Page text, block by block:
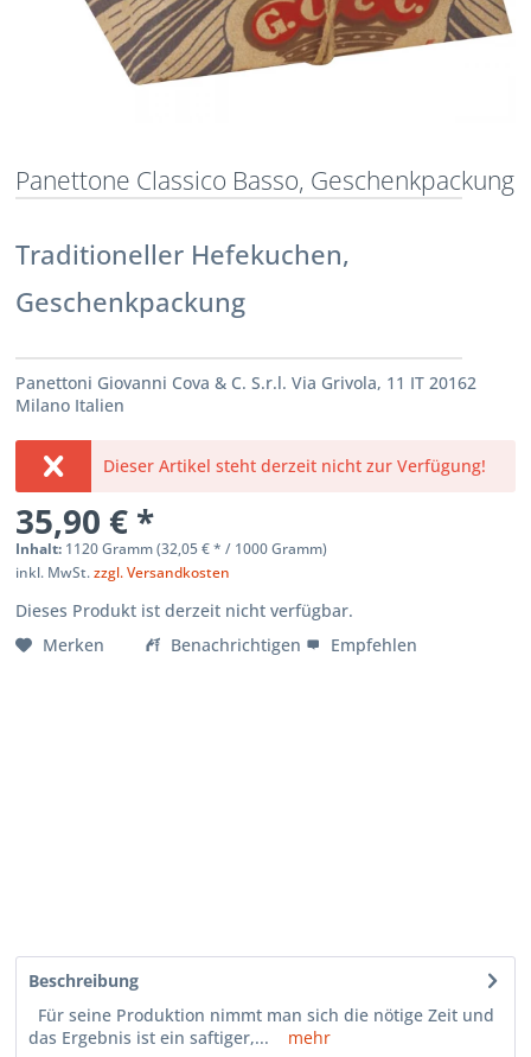
Panettone Classico Basso, Geschenkpackung
Traditioneller Hefekuchen,
Geschenkpackung
Panettoni Giovanni Cova & C. S.r.l. Via Grivola, 11 IT 20162
Milano Italien
Dieser Artikel steht derzeit nicht zur Verfügung!
35,90 € *
Inhalt: 1120 Gramm (32,05 €* / 1000 Gramm)
inkl. MwSt.zzgl. Versandkosten
Dieses Produkt ist derzeit nicht verfügbar.
Merken
Benachrichtigen Empfehlen
Beschreibung
Für seine Produktion nimmt man sich die nötige Zeit und
das Ergebnis ist ein saftiger,...
mehr